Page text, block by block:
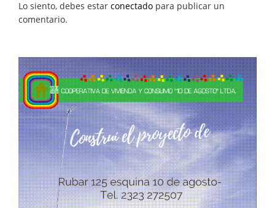
Lo siento, debes estar conectado para publicar un
comentario.